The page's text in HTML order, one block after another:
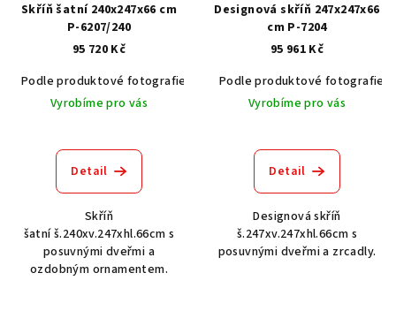
Skříň šatní 240x247x66 cm
P-6207/240
95 720 Kč
Podle produktové fotografie
Akát vintage BT1551
Dub světlý
Vyrobíme pro vás
Detail
Skříň
šatní š.240xv.247xhl.66cm s
posuvnými dveřmi a
ozdobným ornamentem.
Designová skříň 247x247x66
cm P-7204
95 961 Kč
Podle produktové fotografie
Vyrobíme pro vás
Detail
Designová skříň
š.247xv.247xhl.66cm s
posuvnými dveřmi a zrcadly.